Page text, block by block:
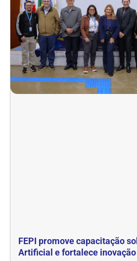
FEPI promove capacitação
Artificial e fortalece